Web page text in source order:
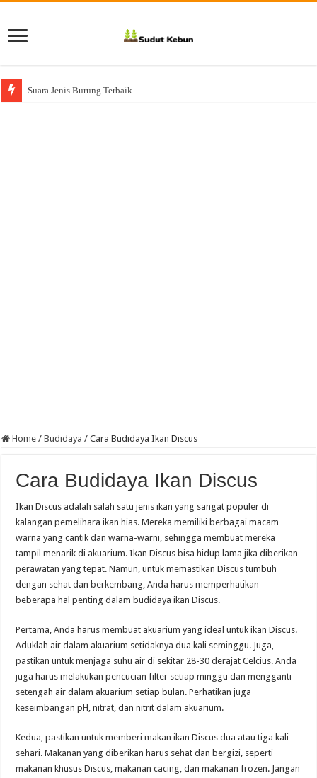
Suara Jenis Burung Terbaik
Home / Budidaya / Cara Budidaya Ikan Discus
Cara Budidaya Ikan Discus
Ikan Discus adalah salah satu jenis ikan yang sangat populer di
kalangan pemelihara ikan hias. Mereka memiliki berbagai macam
warna yang cantik dan warna-warni, sehingga membuat mereka
tampil menarik di akuarium. Ikan Discus bisa hidup lama jika diberikan
perawatan yang tepat. Namun, untuk memastikan Discus tumbuh
dengan sehat dan berkembang, Anda harus memperhatikan
beberapa hal penting dalam budidaya ikan Discus.
Pertama, Anda harus membuat akuarium yang ideal untuk ikan Discus.
Aduklah air dalam akuarium setidaknya dua kali seminggu. Juga,
pastikan untuk menjaga suhu air di sekitar 28-30 derajat Celcius. Anda
juga harus melakukan pencucian filter setiap minggu dan mengganti
setengah air dalam akuarium setiap bulan. Perhatikan juga
keseimbangan pH, nitrat, dan nitrit dalam akuarium.
Kedua, pastikan untuk memberi makan ikan Discus dua atau tiga kali
sehari. Makanan yang diberikan harus sehat dan bergizi, seperti
makanan khusus Discus, makanan cacing, dan makanan frozen. Jangan